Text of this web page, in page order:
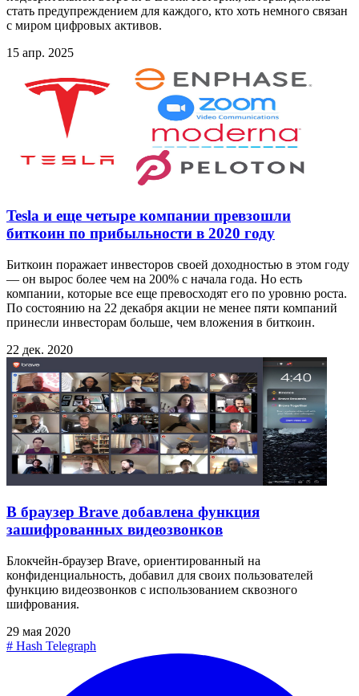
стать предупреждением для каждого, кто хоть немного связан
с миром цифровых активов.
15 апр. 2025
Tesla и еще четыре компании превзошли
биткоин по прибыльности в 2020 году
Биткоин поражает инвесторов своей доходностью в этом году
— он вырос более чем на 200% с начала года. Но есть
компании, которые все еще превосходят его по уровню роста.
По состоянию на 22 декабря акции не менее пяти компаний
принесли инвесторам больше, чем вложения в биткоин.
22 дек. 2020
В браузер Brave добавлена функция
зашифрованных видеозвонков
Блокчейн-браузер Brave, ориентированный на
конфиденциальность, добавил для своих пользователей
функцию видеозвонков с использованием сквозного
шифрования.
29 мая 2020
# Hash Telegraph